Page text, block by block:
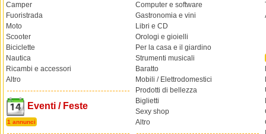
Camper
Fuoristrada
Moto
Scooter
Biciclette
Nautica
Ricambi e accessori
Altro
Eventi / Feste
1 annunci
Computer e software
Gastronomia e vini
Libri e CD
Orologi e gioielli
Per la casa e il giardino
Strumenti musicali
Baratto
Mobili / Elettrodomestici
Prodotti di bellezza
Biglietti
Sexy shop
Altro